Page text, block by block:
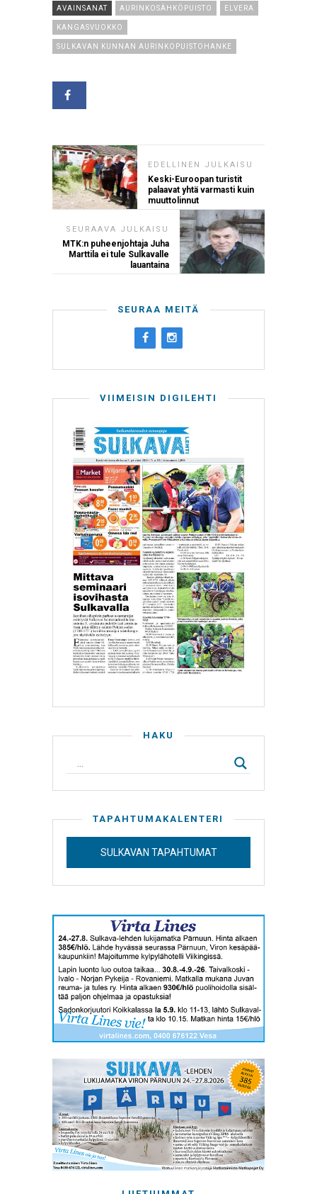
AVAINSANAT AURINKOSÄHKÖPUISTO ELVERA
KANGASVUOKKO
SULKAVAN KUNNAN AURINKOPUISTOHANKE
EDELLINEN JULKAISU
Keski-Euroopan turistit
palaavat yhtä varmasti kuin
muuttolinnut
SEURAAVA JULKAISU
MTK:n puheenjohtaja Juha
Marttila ei tule Sulkavalle
lauantaina
SEURAA MEITÄ
VIIMEISIN DIGILEHTI
HAKU
TAPAHTUMAKALENTERI
SULKAVAN TAPAHTUMAT